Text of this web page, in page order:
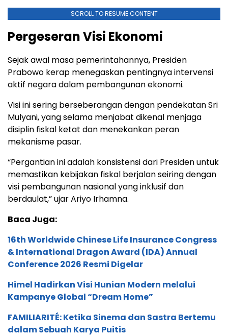
SCROLL TO RESUME CONTENT
Pergeseran Visi Ekonomi
Sejak awal masa pemerintahannya, Presiden
Prabowo kerap menegaskan pentingnya intervensi
aktif negara dalam pembangunan ekonomi.
Visi ini sering berseberangan dengan pendekatan Sri
Mulyani, yang selama menjabat dikenal menjaga
disiplin fiskal ketat dan menekankan peran
mekanisme pasar.
“Pergantian ini adalah konsistensi dari Presiden untuk
memastikan kebijakan fiskal berjalan seiring dengan
visi pembangunan nasional yang inklusif dan
berdaulat,” ujar Ariyo Irhamna.
Baca Juga:
16th Worldwide Chinese Life Insurance Congress
& International Dragon Award (IDA) Annual
Conference 2026 Resmi Digelar
Himel Hadirkan Visi Hunian Modern melalui
Kampanye Global “Dream Home”
FAMILIARITÉ: Ketika Sinema dan Sastra Bertemu
dalam Sebuah Karya Puitis